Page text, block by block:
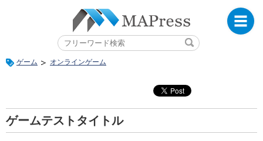
ゲーム オンラインゲーム
ゲームテストタイトル